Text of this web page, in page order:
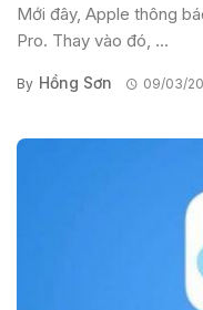
Mới đây, Apple thông
Pro. Thay vào đó, ...
By Hồng Sơn 09/03/